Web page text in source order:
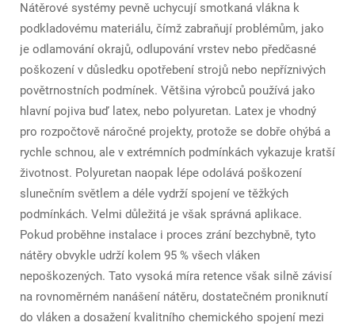
Nátěrové systémy pevně uchycují smotkaná vlákna k
podkladovému materiálu, čímž zabraňují problémům, jako
je odlamování okrajů, odlupování vrstev nebo předčasné
poškození v důsledku opotřebení strojů nebo nepříznivých
povětrnostních podmínek. Většina výrobců používá jako
hlavní pojiva buď latex, nebo polyuretan. Latex je vhodný
pro rozpočtově náročné projekty, protože se dobře ohýbá a
rychle schnou, ale v extrémních podmínkách vykazuje kratší
životnost. Polyuretan naopak lépe odolává poškození
slunečním světlem a déle vydrží spojení ve těžkých
podmínkách. Velmi důležitá je však správná aplikace.
Pokud proběhne instalace i proces zrání bezchybně, tyto
nátěry obvykle udrží kolem 95 % všech vláken
nepoškozených. Tato vysoká míra retence však silně závisí
na rovnoměrném nanášení nátěru, dostatečném proniknutí
do vláken a dosažení kvalitního chemického spojení mezi